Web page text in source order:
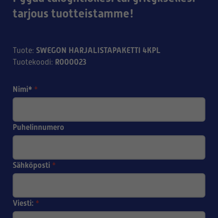
tarjous tuotteistamme!
Tuote: SWEGON HARJALISTAPAKETTI 4KPL
Tuotekoodi: R000023
Nimi* *
Puhelinnumero
Sähköposti *
Viesti: *